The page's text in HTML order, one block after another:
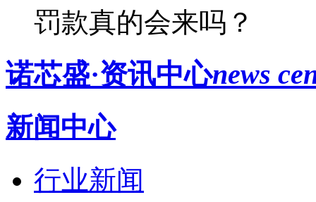
罚款真的会来吗？
诺芯盛·资讯中心news
新闻中心
行业新闻